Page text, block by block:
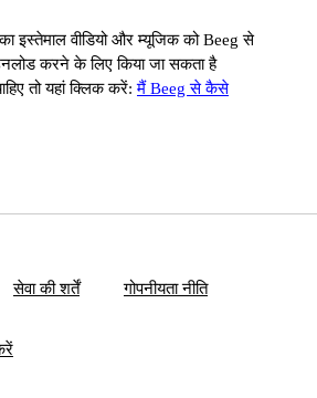
इस्तेमाल वीडियो और म्यूजिक को Beeg से
करने के लिए किया जा सकता है
तो यहां क्लिक करें:मैं Beeg से कैसे
सेवा की शर्तें गोपनीयता नीति